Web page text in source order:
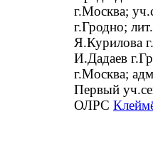
г.Москва;
г.Гродно;
Я.Курилова
И.Дадаев
г.Москва;
Первый
ОЛРС